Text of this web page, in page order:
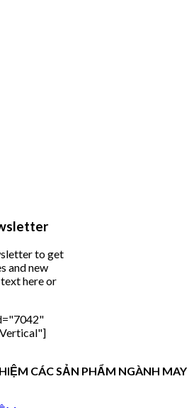
to get
and new
here or
CÁC SẢN PHẨM NGÀNH MAY